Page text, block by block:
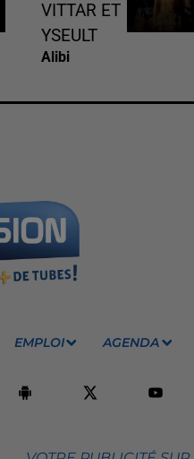
VITTAR ET
YSEULT
Alibi
EMPLOI AGENDA